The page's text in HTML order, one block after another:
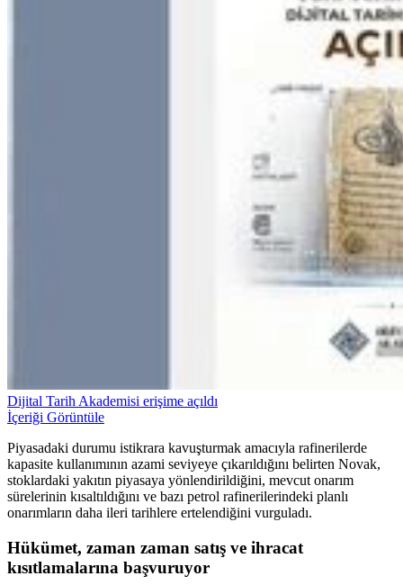
Dijital Tarih Akademisi erişime açıldı
İçeriği Görüntüle
Piyasadaki durumu istikrara kavuşturmak amacıyla rafinerilerde
kapasite kullanımının azami seviyeye çıkarıldığını belirten Novak,
stoklardaki yakıtın piyasaya yönlendirildiğini, mevcut onarım
sürelerinin kısaltıldığını ve bazı petrol rafinerilerindeki planlı
onarımların daha ileri tarihlere ertelendiğini vurguladı.
Hükümet, zaman zaman satış ve ihracat
kısıtlamalarına başvuruyor